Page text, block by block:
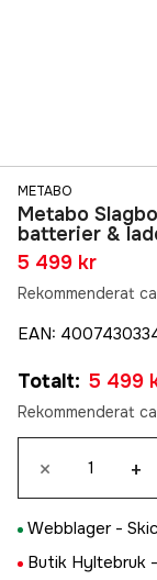
METABO
Metabo
batterier &
5 499 kr
Rekommenderat
EAN:
Totalt: 5 499
Rekommenderat
× +
Webblager -
Butik Hyltebruk -